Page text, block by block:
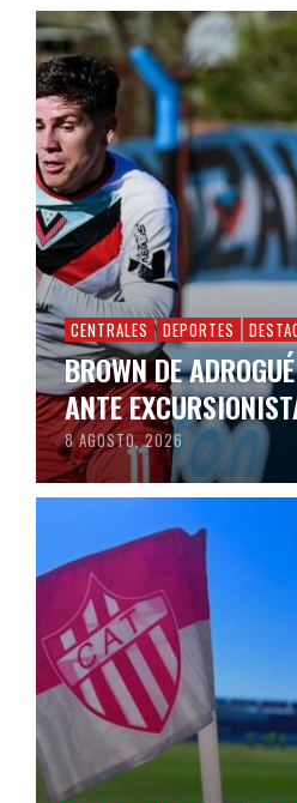
CENTRALES DEPORTES
BROWN DE
ANTE
8 AGOSTO, 2026